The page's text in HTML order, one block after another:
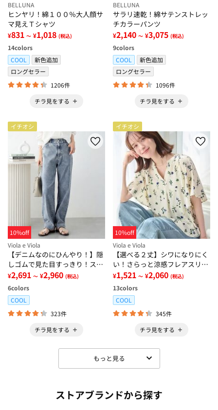
BELLUNA
ヒンヤリ！綿１００％大人顔サ
マ見えＴシャツ
¥831 ～ ¥1,018 (税込)
14colors
COOL
新色追加
ロングセラー
1206件
チラ見をする
BELLUNA
サラリ速乾！綿サテンストレッ
チカラーパンツ
¥2,140 ～ ¥3,075 (税込)
9colors
COOL
新色追加
ロングセラー
1096件
チラ見をする
イチオシ
10%off
Viola e Viola
【デニムなのにひんやり！】隠
しゴムで見た目すっきり！スト
レッチ楽ちんデニム
¥2,691 ～ ¥2,960 (税込)
6colors
COOL
323件
チラ見をする
イチオシ
10%off
Viola e Viola
【選べる２丈】シワになりにく
い！さらっと涼感フレアスリー
ブブラウス
¥1,521 ～ ¥2,060 (税込)
13colors
COOL
345件
チラ見をする
もっと見る
ストアブランドから探す